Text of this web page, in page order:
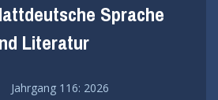
Sprache
Literatur
Jahrgang 116: 2026